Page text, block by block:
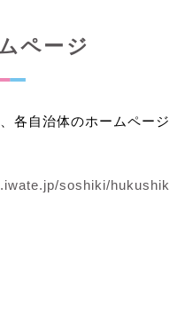
ページ
各自治体のホームページ
soshiki/hukushik